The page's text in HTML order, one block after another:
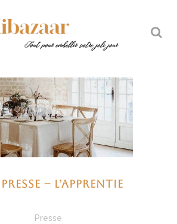
Presse – L’apprentie
Presse